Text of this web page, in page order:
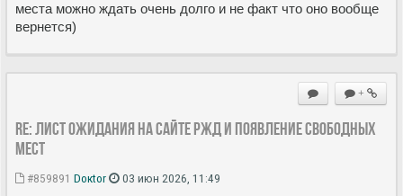
места можно ждать очень долго и не факт что оно вообще
вернется)
+
Re: Лист ожидания на сайте РЖД и появление свободных
мест
#859891 Doкtor 03 июн 2026, 11:49